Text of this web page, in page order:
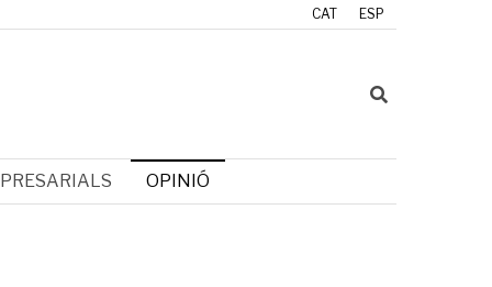
CAT ESP
OPINIÓ